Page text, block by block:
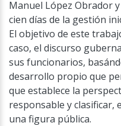
Manuel López Obrador
cien días de la gestión
El objetivo de este
caso, el discurso
sus funcionarios,
desarrollo propio que
que establece la
responsable y clasificar,
una figura pública.